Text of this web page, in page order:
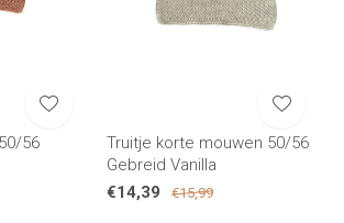
56
Truitje korte mouwen 50/56
Gebreid Vanilla
€14,39
€15,99